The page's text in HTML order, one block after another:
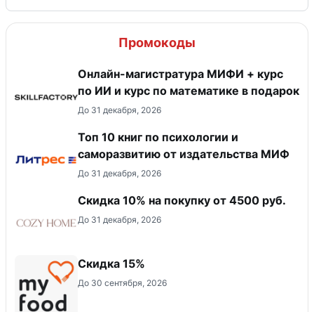
Промокоды
Онлайн-магистратура МИФИ + курс
по ИИ и курс по математике в подарок
До 31 декабря, 2026
Топ 10 книг по психологии и
саморазвитию от издательства МИФ
До 31 декабря, 2026
Скидка 10% на покупку от 4500 руб.
До 31 декабря, 2026
Скидка 15%
До 30 сентября, 2026